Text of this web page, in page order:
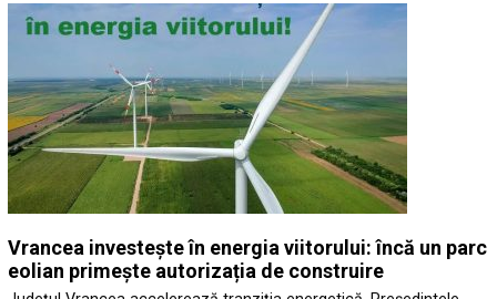
Vrancea investește în energia viitorului: încă un parc
eolian primește autorizația de construire